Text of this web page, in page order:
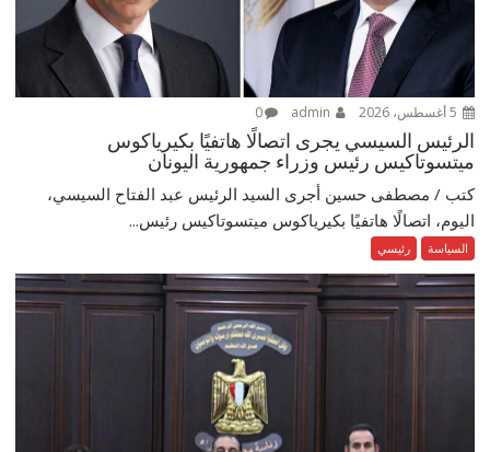
0
الرئيس السيسي يجرى اتصالًا هاتفيًا بكيرياكوس
ميتسوتاكيس رئيس وزراء جمهورية اليونان
كتب / مصطفى حسين أجرى السيد الرئيس عبد الفتاح السيسي،
اليوم، اتصالًا هاتفيًا بكيرياكوس ميتسوتاكيس رئيس...
السياسة رئيسي